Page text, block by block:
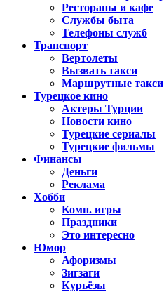
Рестораны и кафе
Службы быта
Телефоны служб
Транспорт
Вертолеты
Вызвать такси
Маршрутные такси
Турецкое кино
Актеры Турции
Новости кино
Турецкие сериалы
Турецкие фильмы
Финансы
Деньги
Реклама
Хобби
Комп. игры
Праздники
Это интересно
Юмор
Афоризмы
Зигзаги
Курьёзы